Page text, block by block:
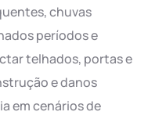
chuvas
períodos e
telhados, portas e
e danos
em cenários de